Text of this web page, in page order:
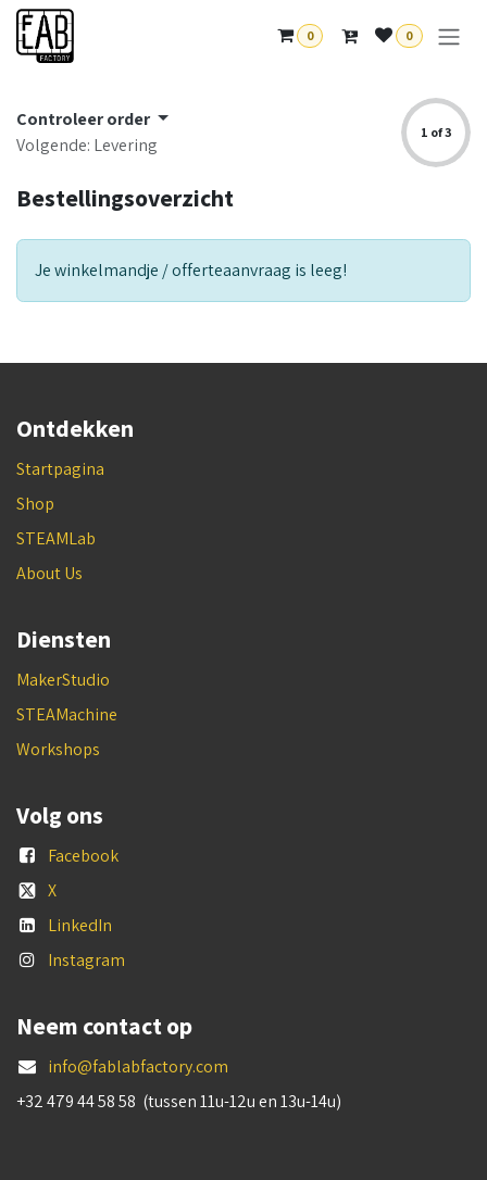
Overslaan naar inhoud
0 0
Controleer order
Volgende: Levering
1 of 3
Bestellingsoverzicht
Je winkelmandje / offerteaanvraag is leeg!
Ontdekken
Startpagina
Shop
STEAMLab
About Us
Diensten
MakerStudio
STEAMachine
Workshops
Volg ons
Facebook
X
LinkedIn
Instagram
Neem contact op
info@fablabfactory.com
+32 479 44 58 58 (tussen 11u-12u en 13u-14u)